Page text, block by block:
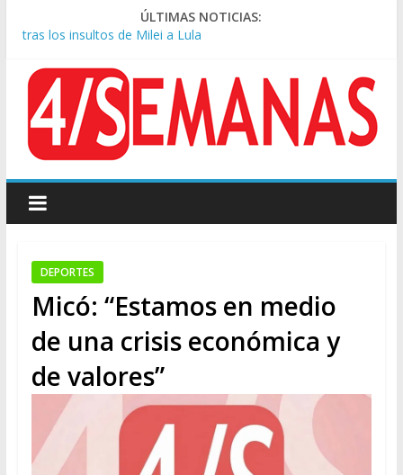
ÚLTIMAS NOTICIAS:
Dos encuestas muestran a Javier Milei alejándose de la
Rechazo a la Ley de Tierras: se espera un fuerte operativo
frente al Congreso
Manuel Belgrano: Reparación Historia en el solar natal
Confirmado: el papa León XIV visitará la Argentina entre el 8 y
el 11 de noviembre
tras los insultos de Milei a Lula
DEPORTES
Micó: “Estamos en medio
de una crisis económica y
de valores”